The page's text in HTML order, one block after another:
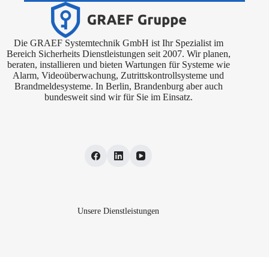
Die GRAEF Systemtechnik GmbH ist Ihr Spezialist im
Bereich Sicherheits Dienstleistungen seit 2007. Wir planen,
beraten, installieren und bieten Wartungen für Systeme wie
Alarm, Videoüberwachung, Zutrittskontrollsysteme und
Brandmeldesysteme. In Berlin, Brandenburg aber auch
bundesweit sind wir für Sie im Einsatz.
Unsere Dienstleistungen